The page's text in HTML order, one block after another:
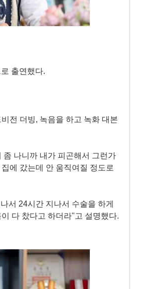
출연했다.
전 더빙, 녹음을 하고 녹화 대본
좀 나니까 내가 피곤해서 그런가
에 갔는데 안 움직여질 정도로
서 24시간 지나서 수술을 하게
다 찼다고 하더라"고 설명했다.